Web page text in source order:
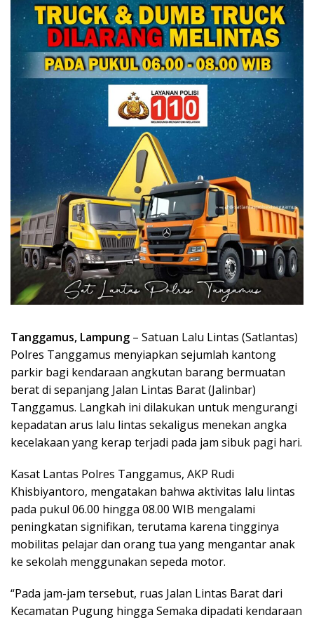
Tanggamus, Lampung – Satuan Lalu Lintas (Satlantas)
Polres Tanggamus menyiapkan sejumlah kantong
parkir bagi kendaraan angkutan barang bermuatan
berat di sepanjang Jalan Lintas Barat (Jalinbar)
Tanggamus. Langkah ini dilakukan untuk mengurangi
kepadatan arus lalu lintas sekaligus menekan angka
kecelakaan yang kerap terjadi pada jam sibuk pagi hari.
Kasat Lantas Polres Tanggamus, AKP Rudi
Khisbiyantoro, mengatakan bahwa aktivitas lalu lintas
pada pukul 06.00 hingga 08.00 WIB mengalami
peningkatan signifikan, terutama karena tingginya
mobilitas pelajar dan orang tua yang mengantar anak
ke sekolah menggunakan sepeda motor.
“Pada jam-jam tersebut, ruas Jalan Lintas Barat dari
Kecamatan Pugung hingga Semaka dipadati kendaraan